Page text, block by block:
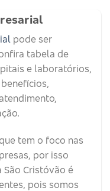
pode ser
tabela de
e laboratórios,
tem o foco nas
por isso
São Cristóvão é
pois somos